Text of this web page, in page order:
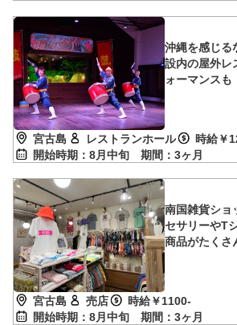
沖縄を感じる
設内の屋外レ
ォーマンスも
宮古島 レストランホール
時給￥
開始時期：8月中旬 期間：3ヶ月
南国雑貨ショ
セサリーやT
商品がたくさ
宮古島 売店
時給￥1100-
開始時期：8月中旬 期間：3ヶ月